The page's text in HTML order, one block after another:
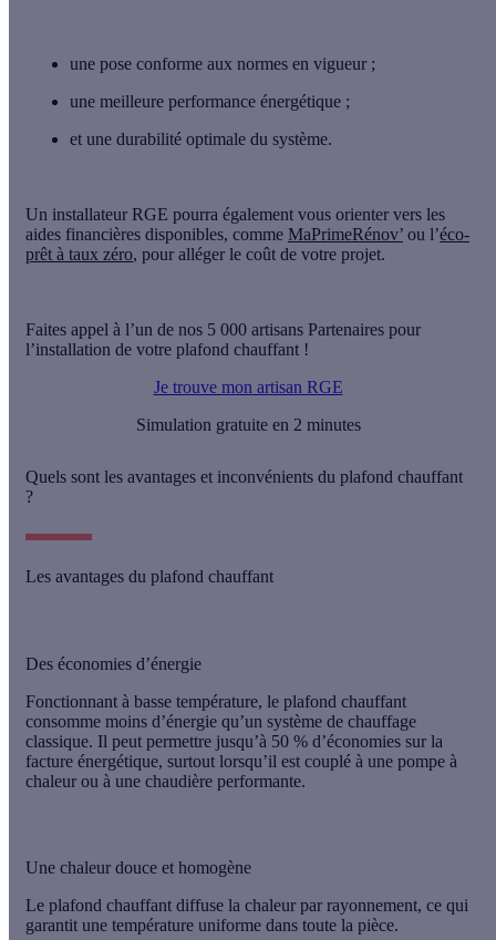
une pose conforme aux normes en vigueur ;
une meilleure performance énergétique ;
et une durabilité optimale du système.
Un installateur RGE pourra également vous orienter vers les
aides financières disponibles, comme MaPrimeRénov’ ou l’éco-
prêt à taux zéro, pour alléger le coût de votre projet.
Faites appel à l’un de nos 5 000 artisans Partenaires pour
l’installation de votre plafond chauffant !
Je trouve mon artisan RGE
Simulation gratuite en 2 minutes
Quels sont les avantages et inconvénients du plafond chauffant
?
Les avantages du plafond chauffant
Des économies d’énergie
Fonctionnant à basse température, le plafond chauffant
consomme moins d’énergie qu’un système de chauffage
classique. Il peut permettre jusqu’à 50 % d’économies sur la
facture énergétique, surtout lorsqu’il est couplé à une pompe à
chaleur ou à une chaudière performante.
Une chaleur douce et homogène
Le plafond chauffant diffuse la chaleur par rayonnement, ce qui
garantit une température uniforme dans toute la pièce.